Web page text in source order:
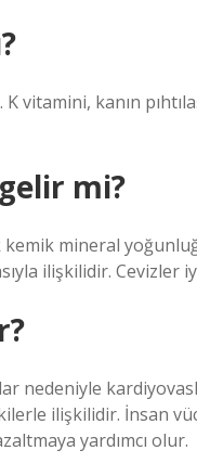
vitamini, kanın
mi?
mineral
ilişkilidir. Cevizler
nedeniyle
ilişkilidir. İnsan
yardımcı olur.